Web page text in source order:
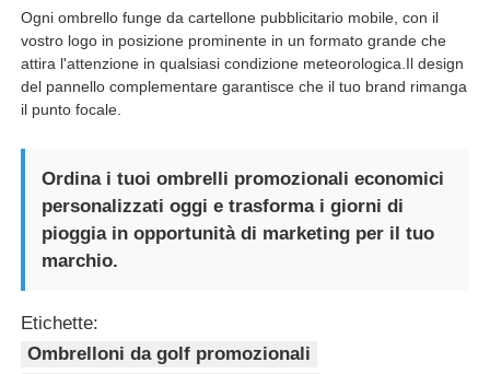
Ogni ombrello funge da cartellone pubblicitario mobile, con il
vostro logo in posizione prominente in un formato grande che
attira l'attenzione in qualsiasi condizione meteorologica.Il design
del pannello complementare garantisce che il tuo brand rimanga
il punto focale.
Ordina i tuoi ombrelli promozionali economici
personalizzati oggi e trasforma i giorni di
pioggia in opportunità di marketing per il tuo
marchio.
Etichette:
Ombrelloni da golf promozionali